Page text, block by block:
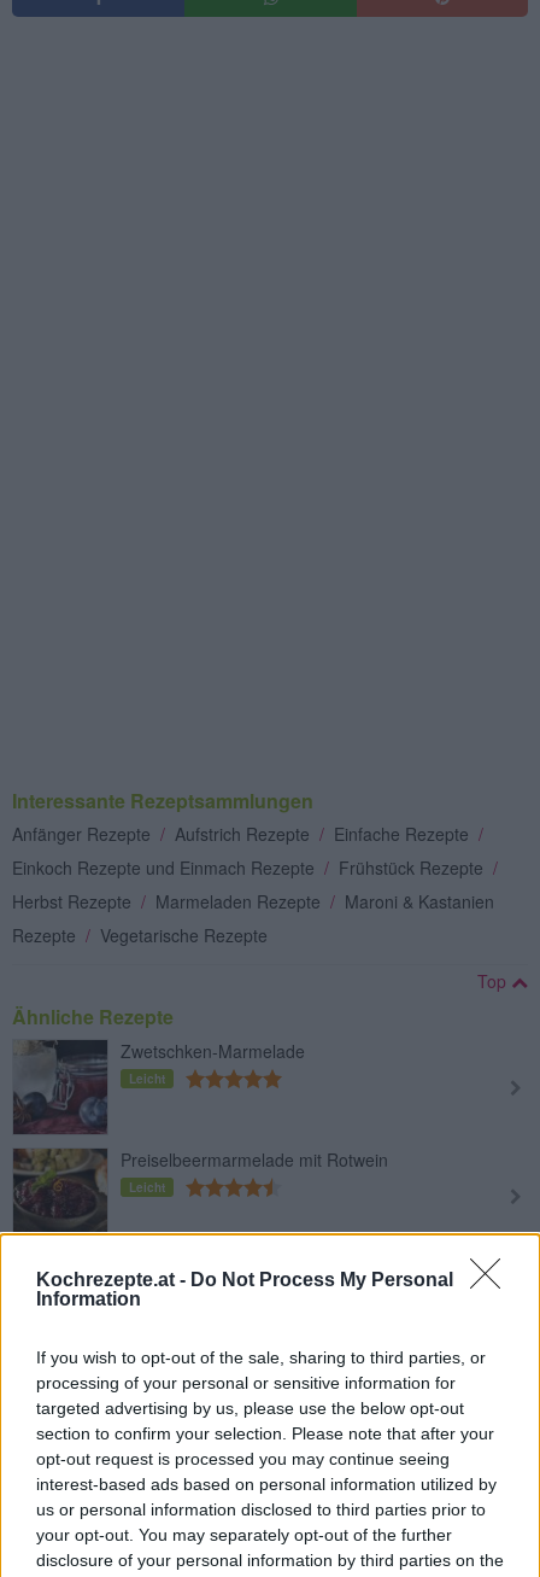
Kochrezepte.at - Do Not Process My Personal
Information
If you wish to opt-out of the sale, sharing to third parties, or
processing of your personal or sensitive information for
targeted advertising by us, please use the below opt-out
section to confirm your selection. Please note that after your
opt-out request is processed you may continue seeing
interest-based ads based on personal information utilized by
us or personal information disclosed to third parties prior to
your opt-out. You may separately opt-out of the further
disclosure of your personal information by third parties on the
Interessante Rezeptsammlungen
Anfänger Rezepte / Aufstrich Rezepte / Einfache Rezepte /
Einkoch Rezepte und Einmach Rezepte / Frühstück Rezepte /
Herbst Rezepte / Marmeladen Rezepte / Maroni & Kastanien
Rezepte / Vegetarische Rezepte
Top
Ähnliche Rezepte
Zwetschken-Marmelade
Leicht
Preiselbeermarmelade mit Rotwein
Leicht
Leckeres Preiselbeergelee
Leicht
Melonen-Marmelade
Leicht
Apfel-Marzipan Marmelade
Leicht